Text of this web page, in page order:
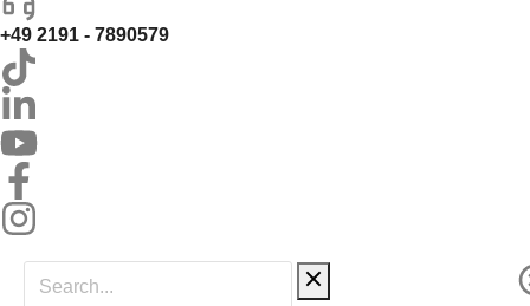
+49 2191 - 7890579